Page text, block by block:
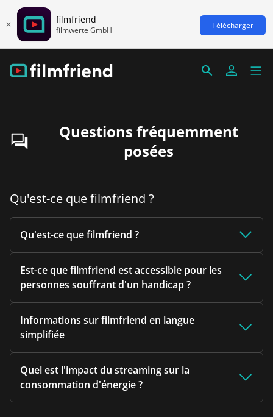
filmfriend
filmwerte GmbH Télécharger
Questions fréquemment
posées
Qu'est-ce que filmfriend ?
Qu'est-ce que filmfriend ?
Est-ce que filmfriend est accessible pour les
personnes souffrant d'un handicap ?
Informations sur filmfriend en langue
simplifiée
Quel est l'impact du streaming sur la
consommation d'énergie ?